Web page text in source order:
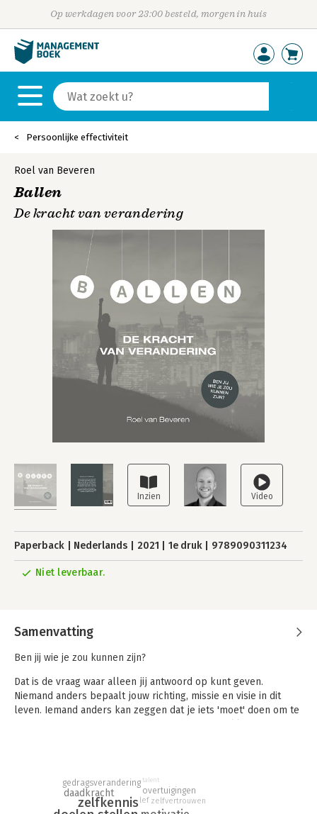
Op werkdagen voor 23:00 besteld, morgen in huis
Persoonlijke effectiviteit
Roel van Beveren
Ballen
De kracht van verandering
Paperback Nederlands 2021 1e druk 9789090311234
Niet leverbaar.
Samenvatting
Ben jij wie je zou kunnen zijn?
Dat is de vraag waar alleen jij antwoord op kunt geven.
Niemand anders bepaalt jouw richting, missie en visie in dit
leven. Iemand anders kan zeggen dat je iets 'moet' doen om te
Dit is een boek dat een unieke kijk geeft op persoonlijke
ontwikkeling met no-nonsense uitleg en een dosis humor.
Simpel uitgelegd, gemakkelijk te begrijpen en straight to the
zelfkennis
daadkracht
gedragsverandering
overtuigingen
lef zelfvertrouwen
talent